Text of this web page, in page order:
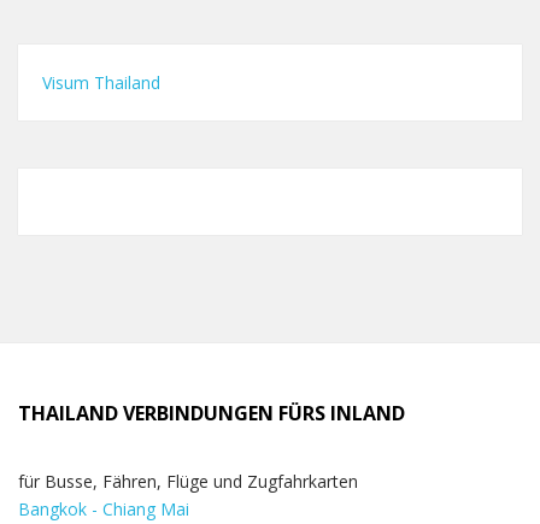
Visum Thailand
THAILAND VERBINDUNGEN FÜRS INLAND
für Busse, Fähren, Flüge und Zugfahrkarten
Bangkok - Chiang Mai